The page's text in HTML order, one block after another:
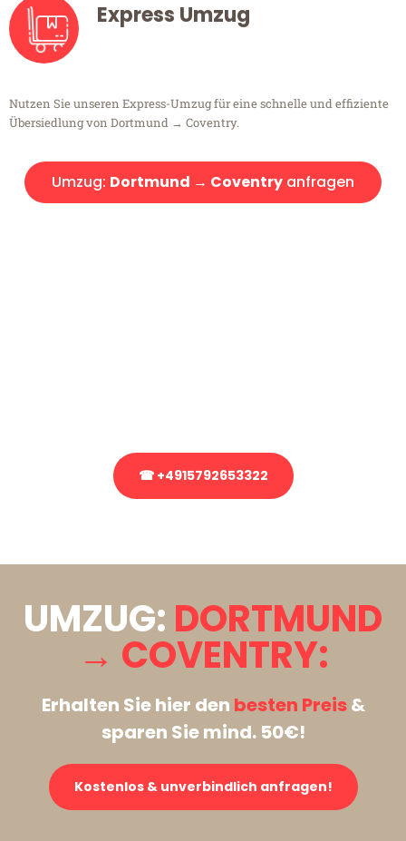
Express Umzug
Nutzen Sie unseren Express-Umzug für eine schnelle und effiziente
Übersiedlung von Dortmund → Coventry.
Umzug: Dortmund → Coventry anfragen
☎ +4915792653322
UMZUG: DORTMUND
→ COVENTRY:
Erhalten Sie hier den besten Preis&
sparen Sie mind. 50€!
Kostenlos & unverbindlich anfragen!